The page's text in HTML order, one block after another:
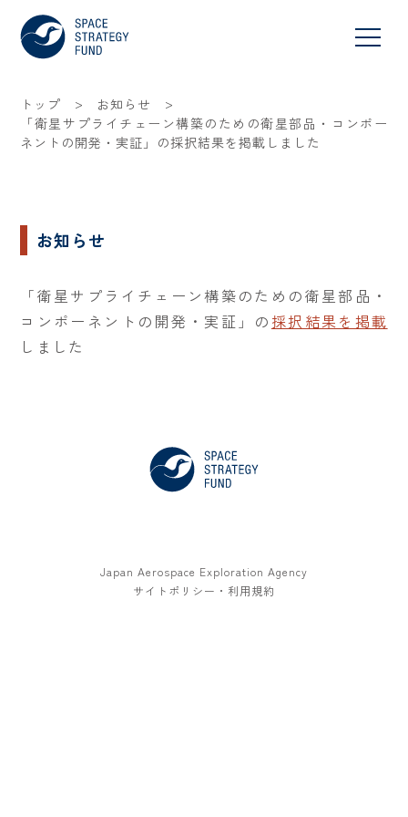
トップ > お知らせ
>
「衛星サプライチェーン構築のための衛星部品・コンポー
ネントの開発・実証」の採択結果を掲載しました
お知らせ
「衛星サプライチェーン構築のための衛星部品・
コンポーネントの開発・実証」の 採択結果を掲載
しました
Japan Aerospace Exploration Agency
サイトポリシー・利用規約